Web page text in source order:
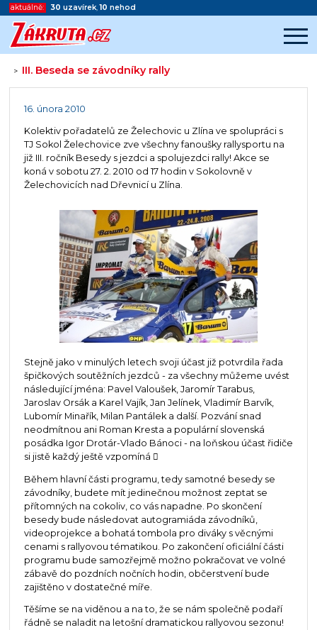
aktuálně: 30 uzavírek,10 nehod
> III. Beseda se závodníky rally
Začátek reklamy
16. února 2010
Kolektiv pořadatelů ze Želechovic u Zlína ve spolupráci s
TJ Sokol Želechovice zve všechny fanoušky rallysportu na
již III. ročník Besedy s jezdci a spolujezdci rally! Akce se
koná v sobotu 27. 2. 2010 od 17 hodin v Sokolovně v
Želechovicích nad Dřevnicí u Zlína.
Stejně jako v minulých letech svoji účast již potvrdila řada
špičkových soutěžních jezdců - za všechny můžeme uvést
následující jména: Pavel Valoušek, Jaromír Tarabus,
Jaroslav Orsák a Karel Vajík, Jan Jelínek, Vladimír Barvík,
Lubomír Minařík, Milan Pantálek a další. Pozvání snad
neodmítnou ani Roman Kresta a populární slovenská
posádka Igor Drotár-Vlado Bánoci - na loňskou účast řidiče
si jistě každý ještě vzpomíná 
Během hlavní části programu, tedy samotné besedy se
závodníky, budete mít jedinečnou možnost zeptat se
přítomných na cokoliv, co vás napadne. Po skončení
besedy bude následovat autogramiáda závodníků,
videoprojekce a bohatá tombola pro diváky s věcnými
cenami s rallyovou tématikou. Po zakončení oficiální části
programu bude samozřejmě možno pokračovat ve volné
zábavě do pozdních nočních hodin, občerstvení bude
zajištěno v dostatečné míře.
Těšíme se na viděnou a na to, že se nám společně podaří
řádně se naladit na letošní dramatickou rallyovou sezonu!